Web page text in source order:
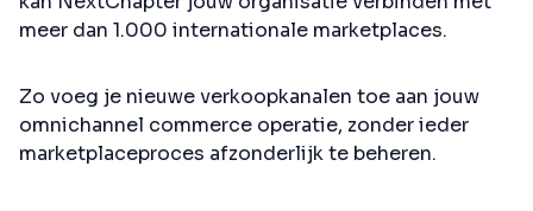
meer dan 1.000 internationale marketplaces.
Zo voeg je nieuwe verkoopkanalen toe aan jouw
omnichannel commerce operatie, zonder ieder
marketplaceproces afzonderlijk te beheren.